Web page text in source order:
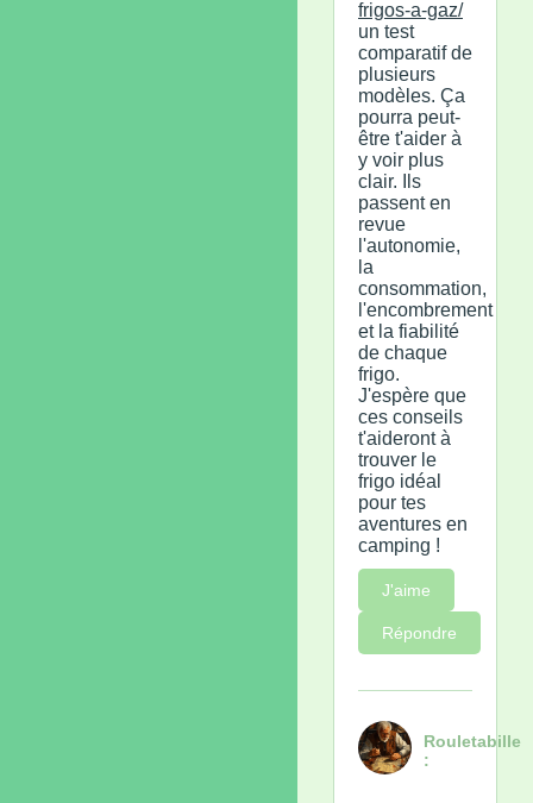
frigos-a-gaz/
un test
comparatif de
plusieurs
modèles. Ça
pourra peut-
être t'aider à
y voir plus
clair. Ils
passent en
revue
l'autonomie,
la
consommation,
l'encombrement
et la fiabilité
de chaque
frigo.
J'espère que
ces conseils
t'aideront à
trouver le
frigo idéal
pour tes
aventures en
camping !
J'aime
Répondre
Rouletabille
: